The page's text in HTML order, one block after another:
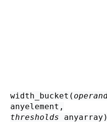
width_bucket(
anyelement ,
thresholds
anyarray )